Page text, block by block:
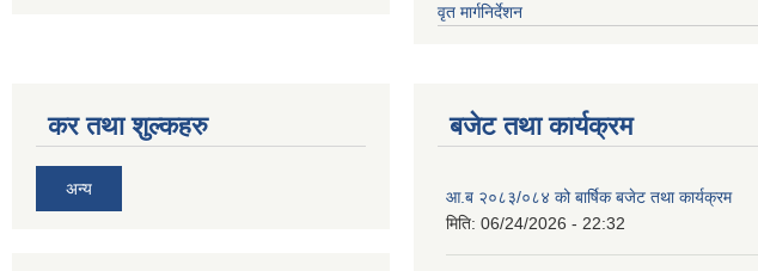
वृत मार्गनिर्देशन
कर तथा शुल्कहरु
अन्य
बजेट तथा कार्यक्रम
आ.ब २०८३/०८४ को बार्षिक बजेट तथा कार्यक्रम
मिति: 06/24/2026 - 22:32